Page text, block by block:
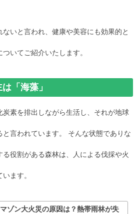
いと言われ、健康や美容にも効果的と
いてご紹介いたします。
「海藻」
素を排出しながら生活し、それが地球
言われています。 そんな状態でありな
役割がある森林は、人による伐採や火
ます。
ゾン大火災の原因は？熱帯雨林が失